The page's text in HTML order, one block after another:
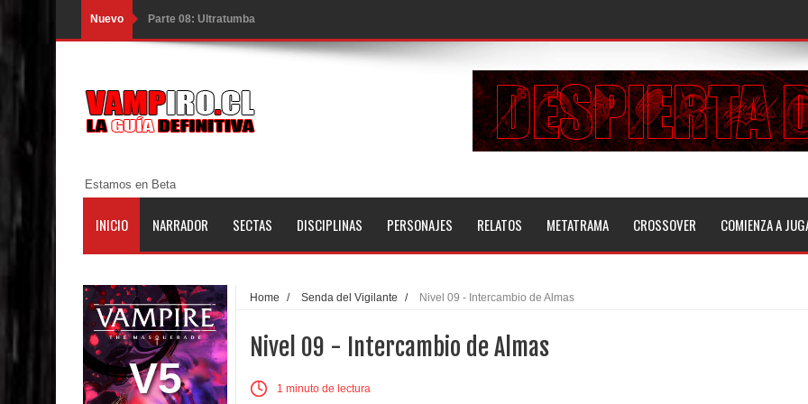
Nuevo Parte 08: Ultratumba
Parte 07: Asuntos que Resolver
Parte 06: El Trato con los Muertos
Parte 05: Sitiados
Parte 01: Escondido a Plena Luz
Parte 02: El Enemigo de mi Enemigo
Parte 06: Coletazos
Parte 05: Los Horrores del Infierno
Estamos en Beta
INICIO NARRADOR SECTAS DISCIPLINAS PERSONAJES RELATOS METATRAMA CROSSOVER COMIENZA A
V5
Home / Senda del Vigilante / Nivel 09 - Intercambio de Almas
Nivel 09 - Intercambio de Almas
1 minuto de lectura